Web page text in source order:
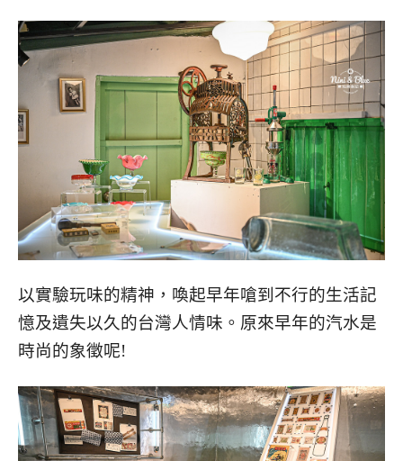
以實驗玩味的精神，喚起早年嗆到不行的生活記
憶及遺失以久的台灣人情味。原來早年的汽水是
時尚的象徵呢!